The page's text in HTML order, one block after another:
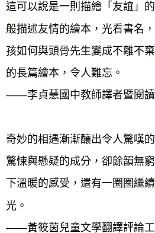
這可以說是一則描繪「友誼」
般描述友情的繪本，光看書名
孩如何與頭骨先生變成不離不
的長篇繪本，令人難忘。
——李貞慧國中教師譯者暨閱
奇妙的相遇漸漸釀出令人驚嘆
驚悚與懸疑的成分，卻餘韻無
下溫暖的感受，還有一圈圈繼
光。
——黃筱茵兒童文學翻譯評論